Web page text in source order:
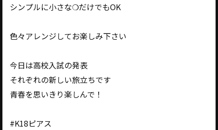
シンプルに小さな❍だけでもOK
色々アレンジしてお楽しみ下さい
今日は高校入試の発表
それぞれの新しい旅立ちです
青春を思いきり楽しんで！
#K18ピアス